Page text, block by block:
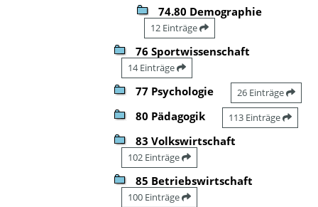
74.80 Demographie
12 Einträge
76 Sportwissenschaft
14 Einträge
77 Psychologie 26 Einträge
80 Pädagogik 113 Einträge
83 Volkswirtschaft
102 Einträge
85 Betriebswirtschaft
100 Einträge